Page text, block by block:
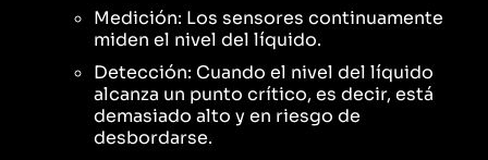
Medición: Los sensores continuamente
miden el nivel del líquido.
Detección: Cuando el nivel del líquido
alcanza un punto crítico, es decir, está
demasiado alto y en riesgo de
desbordarse.